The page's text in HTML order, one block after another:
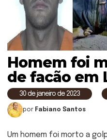
Homem foi
de facão em
30 de janeiro de 2023
por Fabiano Santos
Um homem foi morto a